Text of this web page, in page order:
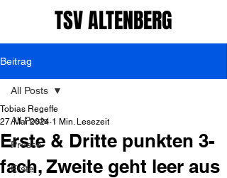
TSV ALTENBERG
Beitrag
All Posts
Presse
Erste
All Posts
Erste & Dritte punkten 3-
fach, Zweite geht leer aus
Tobias Regeffe
27. Mai 2024 1 Min. Lesezeit